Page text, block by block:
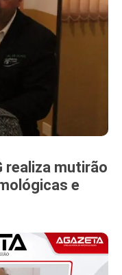
realiza mutirão
e